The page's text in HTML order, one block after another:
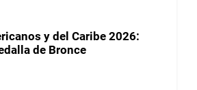
y del Caribe 2026:
de Bronce